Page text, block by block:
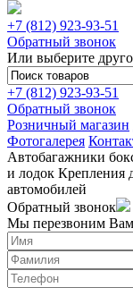
+7 (812) 923-93-51
Обратный звонок
Или выберите
+7 (812) 923-93-51
Обратный звонок
Розничный магазин
Фотогалерея
Автобагажники
и лодок Крепления
автомобилей
Обратный звонок
Мы перезвоним Вам